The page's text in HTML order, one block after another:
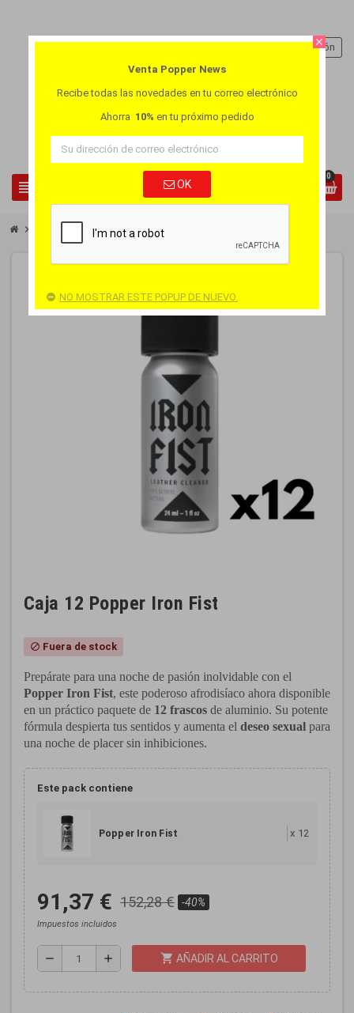
view_headline
Iniciar sesión
0
chevron_right Popper al por Mayorchevron_right Caja 12 Popper Iron Fist
Caja 12 Popper Iron Fist
block Fuera de stock
Prepárate para una noche de pasión inolvidable con el
Popper Iron Fist, este poderoso afrodisíaco ahora disponible
en un práctico paquete de 12 frascos de aluminio. Su potente
fórmula despierta tus sentidos y aumenta el deseo sexual para
una noche de placer sin inhibiciones.
Este pack contiene
Popper Iron Fist x 12
91,37 € 152,28 € -40%
Impuestos incluidos
remove add shopping_cart AÑADIR AL CARRITO
close
Venta Popper News
Recibe todas las novedades en tu correo electrónico
Ahorra 10% en tu próximo pedido
OK
NO MOSTRAR ESTE POPUP DE NUEVO.